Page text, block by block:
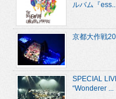
ルバム『
京都大作戦
SPECIAL
“Wonderer ...